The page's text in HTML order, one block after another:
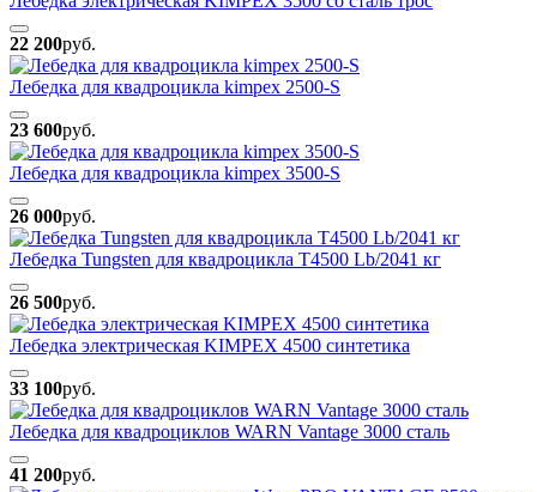
22 200руб.
Лебедка для квадроцикла kimpex 2500-S
23 600руб.
Лебедка для квадроцикла kimpex 3500-S
26 000руб.
Лебедка Tungsten для квадроцикла T4500 Lb/2041 кг
26 500руб.
Лебедка электрическая KIMPEX 4500 синтетика
33 100руб.
Лебедка для квадроциклов WARN Vantage 3000 сталь
41 200руб.